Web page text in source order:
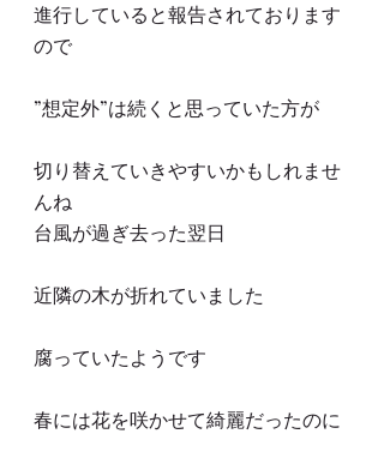
進行していると報告されております
ので
”想定外”は続くと思っていた方が
切り替えていきやすいかもしれませ
んね
台風が過ぎ去った翌日
近隣の木が折れていました
腐っていたようです
春には花を咲かせて綺麗だったのに